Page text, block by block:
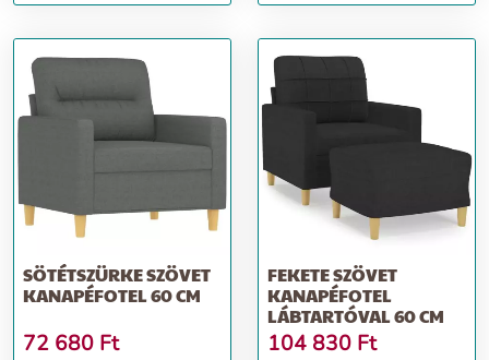
SÖTÉTSZÜRKE SZÖVET
KANAPÉFOTEL 60 CM
72 680 Ft
FEKETE SZÖVET
KANAPÉFOTEL
LÁBTARTÓVAL 60 CM
104 830 Ft